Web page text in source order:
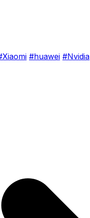
#huawei #Nvidia